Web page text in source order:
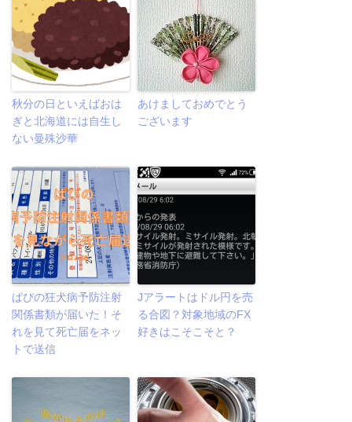
秋分の日といえばおは
ぎと北海道には自生し
ない曼殊沙華
あけましておめでとう
ございます
ぱぴの狂犬病予防注射
関係書類が届いた！そ
れを見て死亡届をネッ
トで送信
Jアラートはドル円を売
る合図？対象地域のFX
好きはこそこそと？